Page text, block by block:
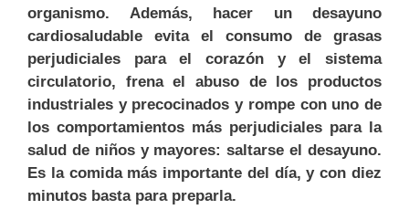
organismo. Además, hacer un desayuno
cardiosaludable evita el consumo de grasas
perjudiciales para el corazón y el sistema
circulatorio, frena el abuso de los productos
industriales y precocinados y rompe con uno de
los comportamientos más perjudiciales para la
salud de niños y mayores: saltarse el desayuno.
Es la comida más importante del día, y con diez
minutos basta para preparla.